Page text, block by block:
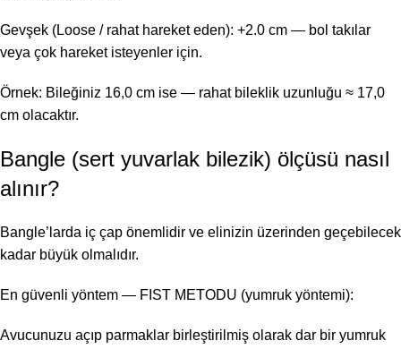
Gevşek (Loose / rahat hareket eden): +2.0 cm — bol takılar
veya çok hareket isteyenler için.
Örnek: Bileğiniz 16,0 cm ise — rahat bileklik uzunluğu ≈ 17,0
cm olacaktır.
Bangle (sert yuvarlak bilezik) ölçüsü nasıl
alınır?
Bangle’larda iç çap önemlidir ve elinizin üzerinden geçebilecek
kadar büyük olmalıdır.
En güvenli yöntem — FIST METODU (yumruk yöntemi):
Avucunuzu açıp parmaklar birleştirilmiş olarak dar bir yumruk